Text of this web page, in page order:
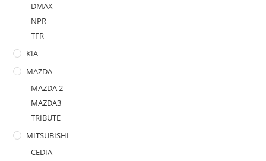
DMAX
NPR
TFR
KIA
MAZDA
MAZDA 2
MAZDA3
TRIBUTE
MITSUBISHI
CEDIA